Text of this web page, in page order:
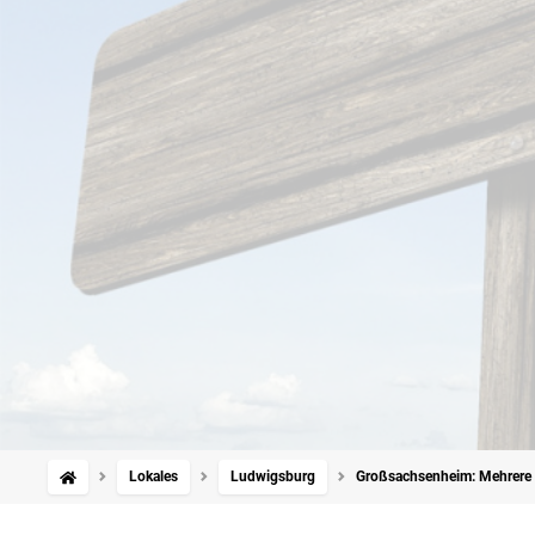
Lokales Ludwigsburg Großsachsenheim: